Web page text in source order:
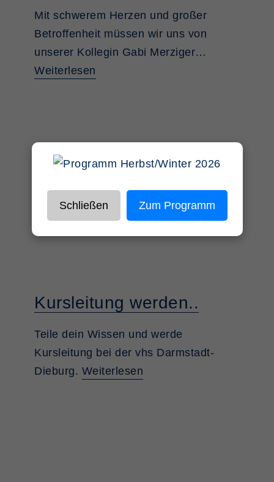
Schließen Zum Programm
Mit schwerem Herzen und großer
Betroffenheit müssen wir uns von
unserer Kollegin Gabi Merziger…
Weiterlesen
Kursleitung werden..
Teile dein Wissen und werde
Kursleitung bei der vhs Darmstadt-
Dieburg. Weiterlesen